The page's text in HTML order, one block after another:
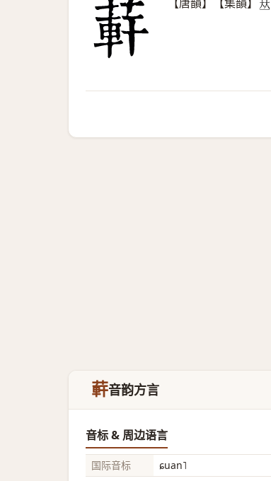
𠀤
蓒音韵方言
音标 & 周边语言
国际音标 ɕuan˥